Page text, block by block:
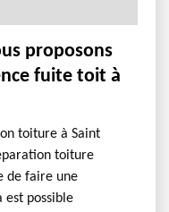
proposons
fuite toit à
toiture à Saint
toiture
de faire une
est possible